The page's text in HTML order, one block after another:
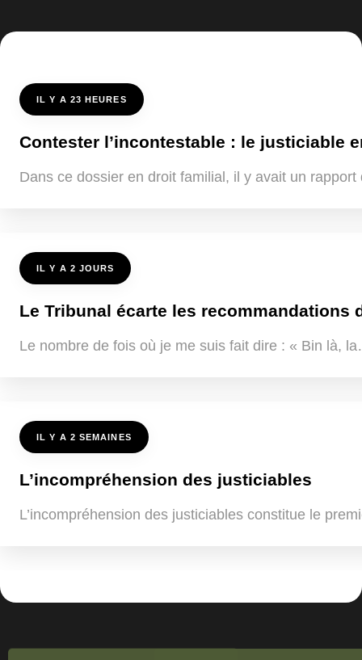
IL Y A 23 HEURES
Contester l’incontestable : le justiciable
Dans ce dossier en droit familial, il y avait un
IL Y A 2 JOURS
Le Tribunal écarte les recommandations
Le nombre de fois où je me suis fait dire : « Bin là,
IL Y A 2 SEMAINES
L’incompréhension des justiciables
L’incompréhension des justiciables constitue le